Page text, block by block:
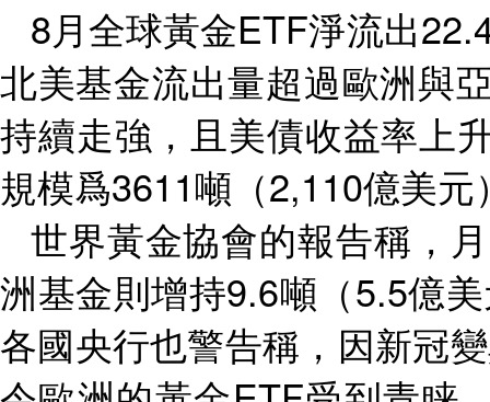
8月全球黃金ETF淨流出
北美基金流出量超過歐洲與
持續走強，且美債收益率上
規模爲3611噸（2,110億美元
世界黃金協會的報告稱，
洲基金則增持9.6噸（5.5億
各國央行也警告稱，因新冠